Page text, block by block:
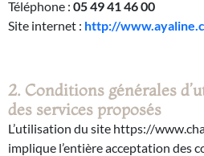
Téléphone : 05 49 41 46 00
Site internet : http://
2. Conditions générales
des services proposés
L’utilisation du site https://
implique l’entière acceptation des